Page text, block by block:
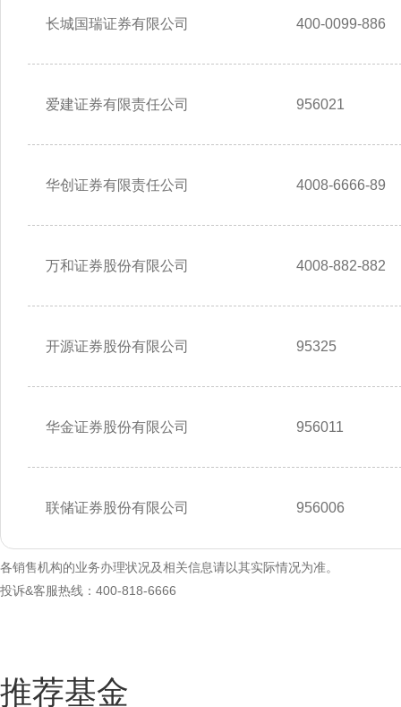
长城国瑞证券有限公司 400-0099-886
爱建证券有限责任公司 956021
华创证券有限责任公司 4008-6666-89
万和证券股份有限公司 4008-882-882
开源证券股份有限公司 95325
华金证券股份有限公司 956011
联储证券股份有限公司 956006
各销售机构的业务办理状况及相关信息请以其实际情况为准。
投诉&客服热线：400-818-6666
推荐基金